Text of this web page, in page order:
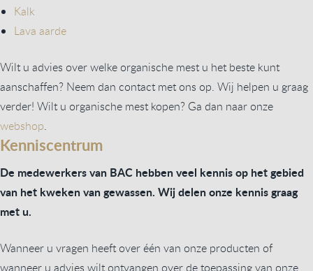
Kalk
Lava aarde
Wilt u advies over welke organische mest u het beste kunt
aanschaffen? Neem dan contact met ons op. Wij helpen u graag
verder! Wilt u organische mest kopen? Ga dan naar onze
webshop.
Kenniscentrum
De medewerkers van BAC hebben veel kennis op het gebied
van het kweken van gewassen. Wij delen onze kennis graag
met u.
Wanneer u vragen heeft over één van onze producten of
wanneer u advies wilt ontvangen over de toepassing van onze